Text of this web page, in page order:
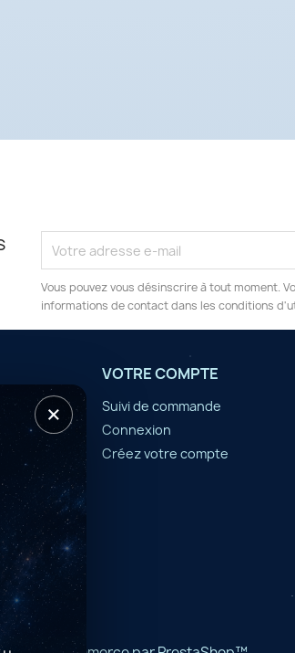
Vous pouvez vous désinscrire à tout moment.
informations de contact dans les conditions
VOTRE COMPTE
Suivi de commande
Connexion
Créez votre compte
×